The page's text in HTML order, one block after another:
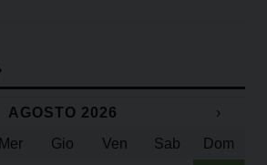
AGOSTO 2026
›
Mer Gio Ven Sab Dom